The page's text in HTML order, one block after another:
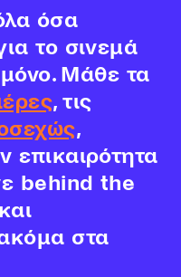
όσα
το σινεμά
Μάθε τα
, τις
,
επικαιρότητα
behind the
και
στα